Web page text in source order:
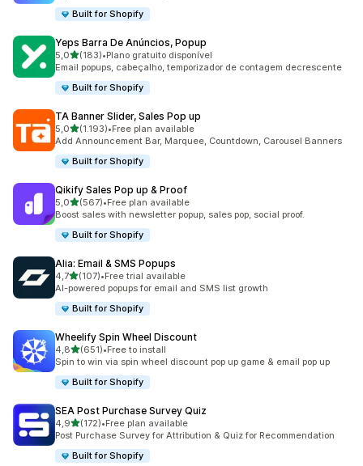
Built for Shopify
Yeps Barra De Anúncios, Popup
5,0de 5 estrelas
(183)
183 total de avaliações
•Plano gratuito disponível
Email popups, cabeçalho, temporizador de contagem decrescente
Built for Shopify
TA Banner Slider, Sales Pop up
5,0de 5 estrelas
(1.193)
1193 total de avaliações
•Free plan available
Add Announcement Bar, Marquee, Countdown, Carousel Banners
Built for Shopify
Qikify Sales Pop up & Proof
5,0de 5 estrelas
(567)
567 total de avaliações
•Free plan available
Boost sales with newsletter popup, sales pop, social proof.
Built for Shopify
Alia: Email & SMS Popups
4,7de 5 estrelas
(107)
107 total de avaliações
•Free trial available
AI-powered popups for email and SMS list growth
Built for Shopify
Wheelify Spin Wheel Discount
4,8de 5 estrelas
(651)
651 total de avaliações
•Free to install
Spin to win via spin wheel discount pop up game & email pop up
Built for Shopify
SEA Post Purchase Survey Quiz
4,9de 5 estrelas
(172)
172 total de avaliações
•Free plan available
Post Purchase Survey for Attribution & Quiz for Recommendation
Built for Shopify